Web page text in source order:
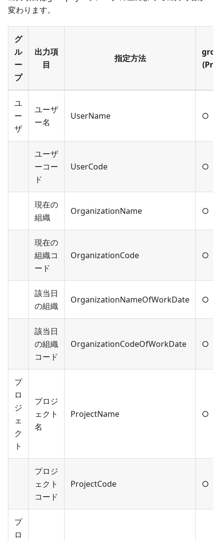
変わります。
グ
ル
ー
プ
出力項
目
指定方法
ユ
ー
ザ
ユーザ
ー名
UserName ○
ユーザ
ーコー
ド
UserCode ○
現在の
組織
OrganizationName ○
現在の
組織コ
ード
OrganizationCode ○
該当日
の組織
OrganizationNameOfWorkDate ○
該当日
の組織
コード
OrganizationCodeOfWorkDate ○
プ
ロ
ジ
ェ
ク
ト
プロジ
ェクト
名
ProjectName ○
プロジ
ェクト
コード
ProjectCode ○
プ
ロ